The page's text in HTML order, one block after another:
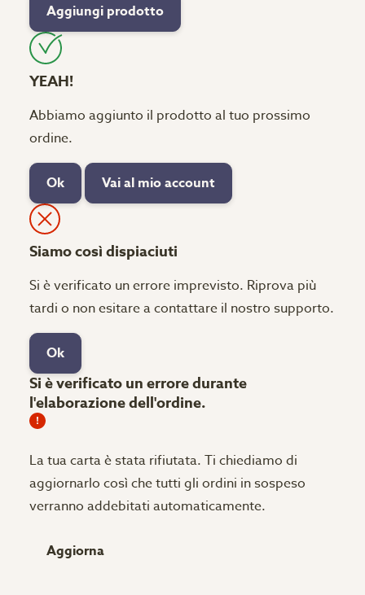
Aggiungi prodotto
YEAH!
Abbiamo aggiunto il prodotto al tuo prossimo
ordine.
Ok Vai al mio account
Siamo così dispiaciuti
Si è verificato un errore imprevisto. Riprova più
tardi o non esitare a contattare il nostro supporto.
Ok
Si è verificato un errore durante
l'elaborazione dell'ordine.
La tua carta è stata rifiutata. Ti chiediamo di
aggiornarlo così che tutti gli ordini in sospeso
verranno addebitati automaticamente.
Aggiorna